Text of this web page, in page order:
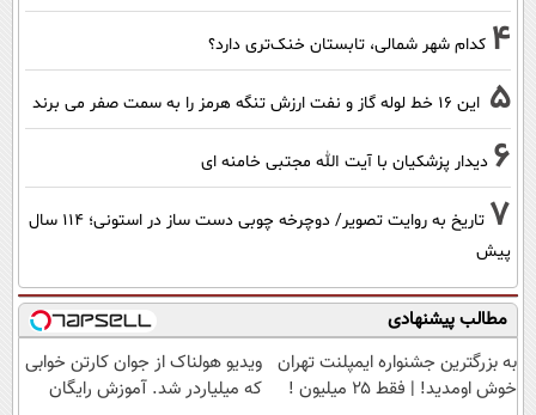
4 کدام شهر شمالی، تابستان خنک‌تری دارد؟
5 این 16 خط لوله گاز و نفت ارزش تنگه هرمز را به سمت صفر می برند
6 دیدار پزشکیان با آیت الله مجتبی خامنه ای
7
تاریخ به روایت تصویر/ دوچرخه چوبی دست ساز در استونی؛ 114 سال
پیش
مطالب پیشنهادی
به بزرگترین جشنواره ایمپلنت تهران
خوش اومدید! | فقط ۲۵ میلیون !
ویدیو هولناک از جوان کارتن خوابی
که میلیاردر شد. آموزش رایگان